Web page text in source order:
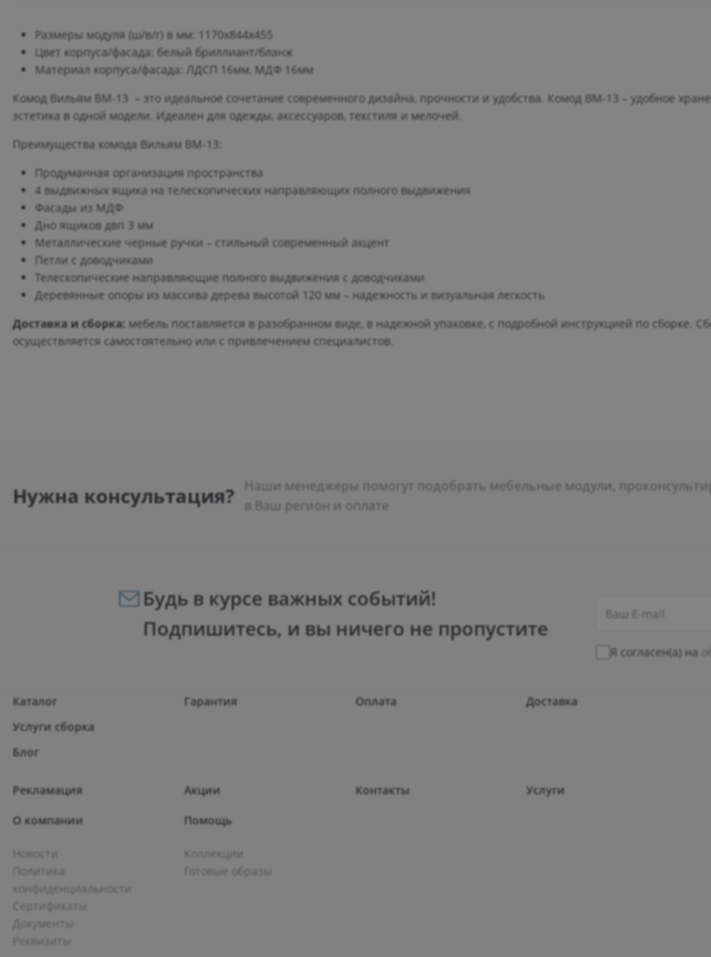
Размеры модуля (ш/в/г) в мм: 1170х844х455
Цвет корпуса/фасада: белый бриллиант/бланж
Материал корпуса/фасада: ЛДСП 16мм, МДФ 16мм
Комод Вильям ВМ-13 – это идеальное сочетание современного дизайна, прочности и удобства. Комод ВМ-13 – удобное
эстетика в одной модели. Идеален для одежды, аксессуаров, текстиля и мелочей.
Преимущества комода Вильям ВМ-13:
Продуманная организация пространства
4 выдвижных ящика на телескопических направляющих полного выдвижения
Фасады из МДФ
Дно ящиков двп 3 мм
Металлические черные ручки – стильный современный акцент
Петли с доводчиками
Телескопические направляющие полного выдвижения с доводчиками
Деревянные опоры из массива дерева высотой 120 мм – надежность и визуальная легкость
Доставка и сборка: мебель поставляется в разобранном виде, в надежной упаковке, с подробной инструкцией по сборке.
осуществляется самостоятельно или с привлечением специалистов.
Нужна консультация?
Наши менеджеры помогут подобрать мебельные модули,
в Ваш регион и оплате
Будь в курсе важных событий!
Подпишитесь, и вы ничего не пропустите
Я согласен(а) на
Каталог
Услуги сборка
Блог
Гарантия Оплата Доставка
Рекламация Акции Контакты
Услуги
О компании
Новости
Политика
конфиденциальности
Сертификаты
Документы
Реквизиты
Помощь
Коллекции
Готовые образы